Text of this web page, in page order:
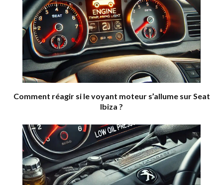
Comment réagir si le voyant moteur s’allume sur Seat
Ibiza ?